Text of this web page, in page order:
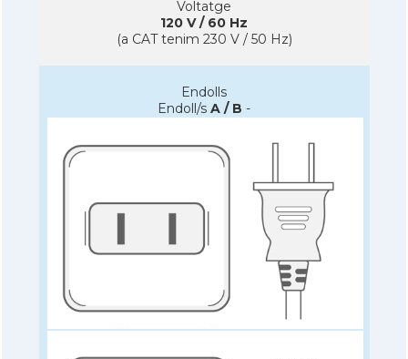
Voltatge
120 V / 60 Hz
(a CAT tenim 230 V / 50 Hz)
Endolls
Endoll/s A / B -